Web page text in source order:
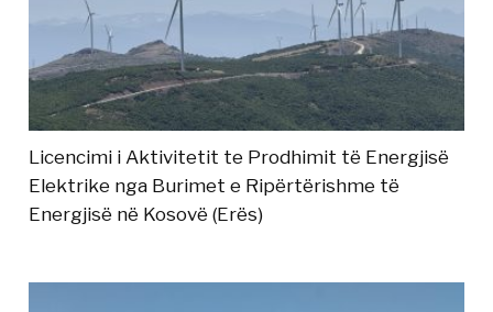
Licencimi i Aktivitetit te Prodhimit të Energjisë
Elektrike nga Burimet e Ripërtërishme të
Energjisë në Kosovë (Erës)